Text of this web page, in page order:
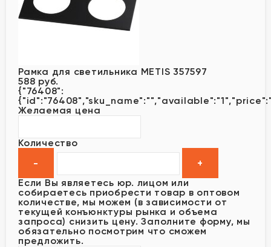
Рамка для светильника METIS 357597
588 руб.
{"76408":
Желаемая цена
Количество
Если Вы являетесь юр. лицом или
собираетесь приобрести товар в оптовом
количестве, мы можем (в зависимости от
текущей конъюнктуры рынка и объема
запроса) снизить цену. Заполните форму, мы
обязательно посмотрим что сможем
предложить.